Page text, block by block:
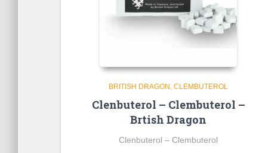
BRITISH DRAGON CLEMBUTEROL
Clenbuterol – Clembuterol –
Brtish Dragon
Clenbuterol – Clembuterol